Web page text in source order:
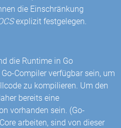
die Einschränkung
explizit festgelegen.
die Runtime in Go
Compiler verfügbar sein, um
zu kompilieren. Um den
bereits eine
vorhanden sein. (Go-
arbeiten, sind von dieser